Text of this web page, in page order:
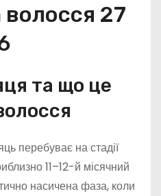
27
та що це
перебуває на стадії
11–12-й місячний
насичена фаза, коли